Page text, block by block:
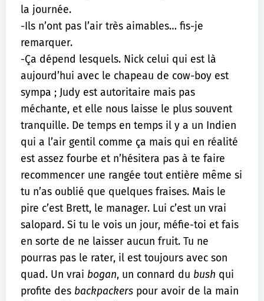
la journée.
-Ils n’ont pas l’air très aimables… fis-je
remarquer.
-Ça dépend lesquels. Nick celui qui est là
aujourd’hui avec le chapeau de cow-boy est
sympa ; Judy est autoritaire mais pas
méchante, et elle nous laisse le plus souvent
tranquille. De temps en temps il y a un Indien
qui a l’air gentil comme ça mais qui en réalité
est assez fourbe et n’hésitera pas à te faire
recommencer une rangée tout entière même si
tu n’as oublié que quelques fraises. Mais le
pire c’est Brett, le manager. Lui c’est un vrai
salopard. Si tu le vois un jour, méfie-toi et fais
en sorte de ne laisser aucun fruit. Tu ne
pourras pas le rater, il est toujours avec son
quad. Un vrai bogan, un connard du bush qui
profite des backpackers pour avoir de la main